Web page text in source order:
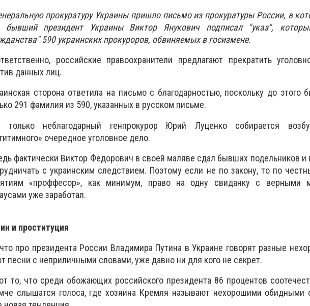
прокуратуру Украины пришло письмо из прокуратуры России, в
бывший президент Украины Виктор Янукович подписал "указ",
590 украинских прокуроров, обвиняемых в госизмене.
российские правоохранители предлагают прекратить
данных лиц.
сторона ответила на письмо с благодарностью, поскольку до этого
291 фамилия из 590, указанных в русском письме.
только неблагодарный генпрокурор Юрий Луценко собирается
очередное уголовное дело.
фактически Виктор Федорович в своей маляве сдал бывших подельников и
с украинским следствием. Поэтому если не по закону, то по
«проффесор», как минимум, право на одну свиданку с верными
уже заработал.
и проституция
про президента России Владимира Путина в Украине говорят разные
песни с неприличными словами, уже давно ни для кого не секрет.
то, что среди обожающих российского президента 86 процентов
слышатся голоса, где хозяина Кремля называют нехорошими обидными